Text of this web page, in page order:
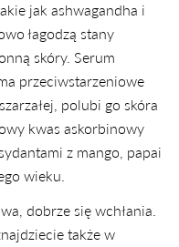
jak ashwagandha i
łagodzą stany
skóry. Serum
przeciwstarzeniowe
polubi go skóra
kwas askorbinowy
z mango, papai
wieku.
dobrze się wchłania.
także w